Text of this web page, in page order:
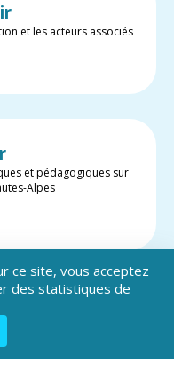
et les acteurs associés
et pédagogiques sur
Alpes
du patrimoine des
ce site, vous acceptez
des statistiques de